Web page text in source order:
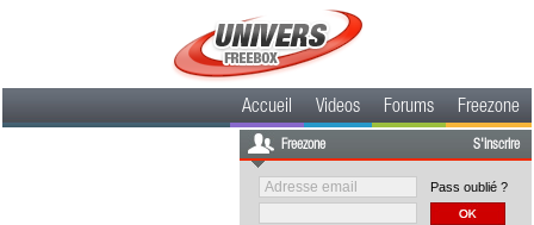
Accueil Videos Forums Freezone
Freezone S'inscrire
Pass oublié ?